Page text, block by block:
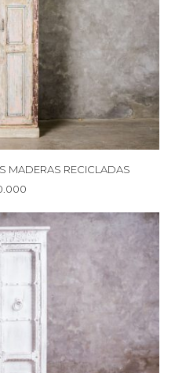
MADERAS RECICLADAS